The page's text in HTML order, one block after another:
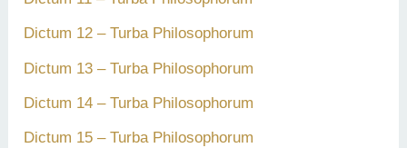
Dictum 12 – Turba Philosophorum
Dictum 13 – Turba Philosophorum
Dictum 14 – Turba Philosophorum
Dictum 15 – Turba Philosophorum